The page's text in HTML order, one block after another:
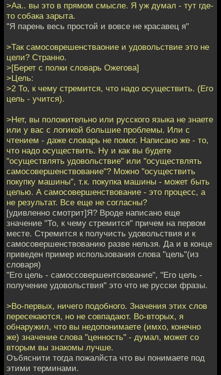
>Аа.. вы это в прямом смысле. Я уж думал - тут где-
то собака зарыта.
"Я парень весь простой и вовсе не красавец я"
>Так самосоврешенстваоние и удовольствие это не
цели? Странно.
>[Берет с полки словарь Ожегова]
>Цель:
>2 То, к чему стремится, что надо осуществить. (Его
цель - учится).
>Нет, вы положительно или русского языка не знаете
или у вас с логикой большие проблемы. Или с
чтением - даже словарь не помог. Написано же - то,
что надо осуществить. Ну и как вы будете
"осуществлять удовольствие" или "осуществлять
самосовершенствование"? Можно "осуществить
покупку машины", т.к. покупка машины - может быть
целью. А самосовершенствование - это процесс, а
не результат. Все еще не согласны?
[удивленно смотрит]Я? Вроде написано еще
значение "То, к чему стремится" причем на первом
месте. Стремится к получисть удовольствия и к
самосовершенствованию разве нельзя. Да и в конце
приведен пример использования слова "цель"(из
словаря)
"Его цель - самоссовершентсвование", "Его цель -
получение удовольствия" это что не русски фразы.
>Во-первых, ничего подобного. Значения этих слов
пересекаются, но не совпадают. Во-вторых, я
обнаружил, что вы недопонимаете (имхо, конечно
же) значение слова "ценность" - думал, может со
вторым вы знакомы лучше.
Оъбяснити тогда пожалйста что вы понимаете под
этими терминами.